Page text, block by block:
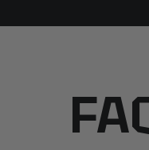
symbolizować
ᚫ – Ansuz
na dar
ᚱ – Raido
rozwoju i
‹ – Kenaz
wskazuje